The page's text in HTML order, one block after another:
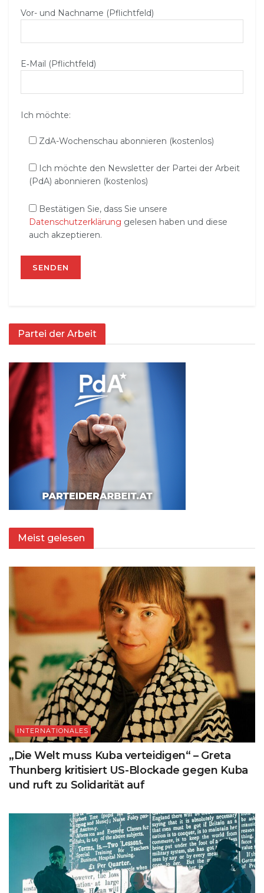
Vor- und Nachname (Pflichtfeld)
E‑Mail (Pflichtfeld)
Ich möchte:
ZdA-Wochenschau abonnieren (kostenlos)
Ich möchte den Newsletter der Partei der Arbeit
(PdA) abonnieren (kostenlos)
Bestätigen Sie, dass Sie unsere
Datenschutzerklärung gelesen haben und diese
auch akzeptieren.
Partei der Arbeit
Meist gelesen
INTERNATIONALES
„Die Welt muss Kuba verteidigen“ – Greta
Thunberg kritisiert US-Blockade gegen Kuba
und ruft zu Solidarität auf